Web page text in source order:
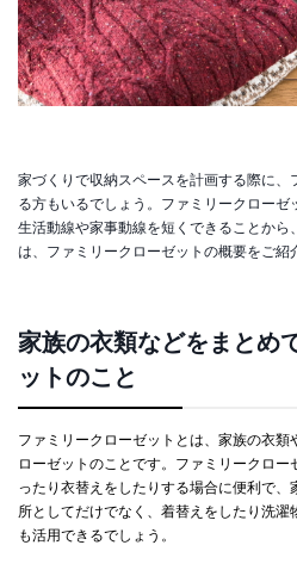
家づくりで収納スペースを計画する際に
る方もいるでしょう。ファミリークロー
生活動線や家事動線を短くできることか
は、ファミリークローゼットの概要をご紹
家族の衣類などをまとめ
ットのこと
ファミリークローゼットとは、家族の衣類
ローゼットのことです。ファミリークロー
ったり衣替えをしたりする場合に便利で
所としてだけでなく、着替えをしたり洗
も活用できるでしょう。